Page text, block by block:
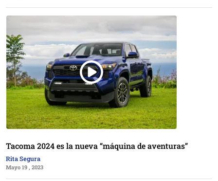
Tacoma 2024 es la nueva “máquina de aventuras”
Rita Segura
Mayo 19 , 2023